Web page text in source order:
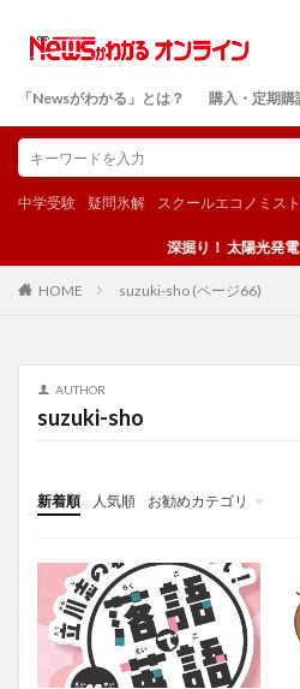
「Newsがわかる」とは？ 購入・定期購
中学受験 疑問氷解 スクールエコノミス
深掘り！ 太陽光発電【
HOME suzuki-sho (ページ66)
AUTHOR
suzuki-sho
新着順 人気順
お勧めカテゴリ
投稿
学び
マンガ
電子書籍
検索